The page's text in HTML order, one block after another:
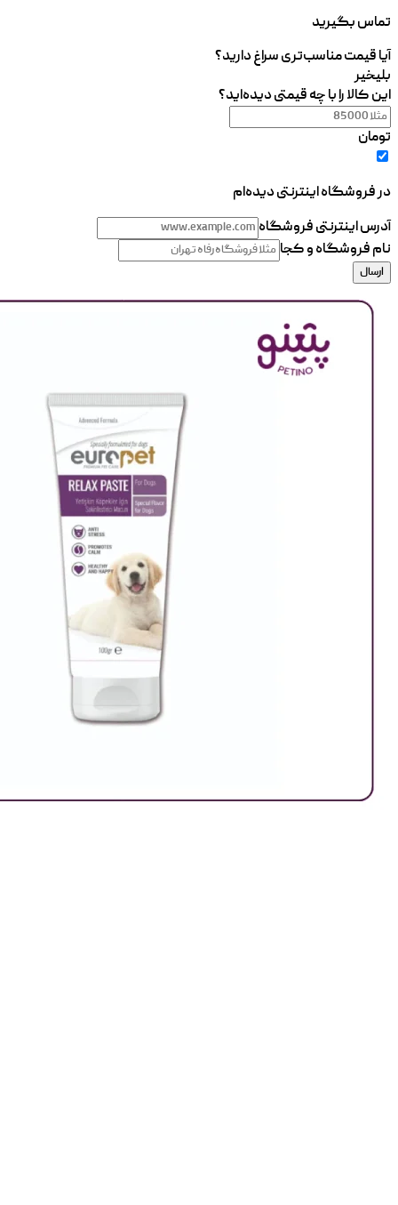
تماس بگیرید
آیا قیمت مناسب‌تری سراغ دارید؟
بلیخیر
این کالا را با چه قیمتی دیده‌اید؟
تومان
در فروشگاه اینترنتی دیده‌ام
آدرس اینترنتی فروشگاه
نام فروشگاه و کجا